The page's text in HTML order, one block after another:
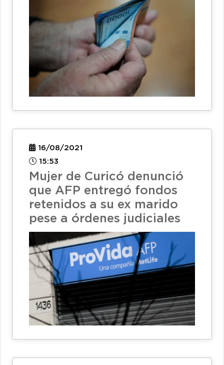
16/08/2021
15:53
Mujer de Curicó denunció
que AFP entregó fondos
retenidos a su ex marido
pese a órdenes judiciales